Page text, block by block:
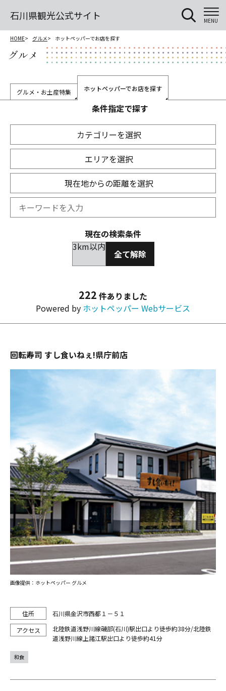
石川県観光公式サイト MENU
HOME グルメ ホットペッパーでお店を探す
グルメ
グルメ・お土産特集 ホットペッパーでお店を探す
条件指定で探す
カテゴリーを選択
エリアを選択
現在地からの距離を選択
現在の検索条件
3km以内
全て解除
222 件ありました
Powered by ホットペッパー Webサービス
回転寿司 すし食いねぇ!県庁前店
石川県金沢市西都１－５１
北陸鉄道浅野川線磯部(石川)駅出口より徒歩約38分/北陸鉄
道浅野川線上諸江駅出口より徒歩約41分
画像提供：ホットペッパー グルメ
和食